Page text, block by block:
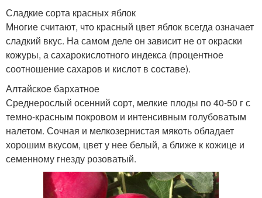
Сладкие сорта красных яблок
Многие считают, что красный цвет яблок всегда означает
сладкий вкус. На самом деле он зависит не от окраски
кожуры, а сахарокислотного индекса (процентное
соотношение сахаров и кислот в составе).
Алтайское бархатное
Среднерослый осенний сорт, мелкие плоды по 40-50 г с
темно-красным покровом и интенсивным голубоватым
налетом. Сочная и мелкозернистая мякоть обладает
хорошим вкусом, цвет у нее белый, а ближе к кожице и
семенному гнезду розоватый.